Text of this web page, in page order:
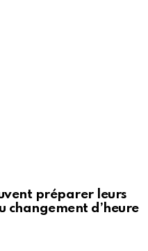
préparer leurs
changement d’heure